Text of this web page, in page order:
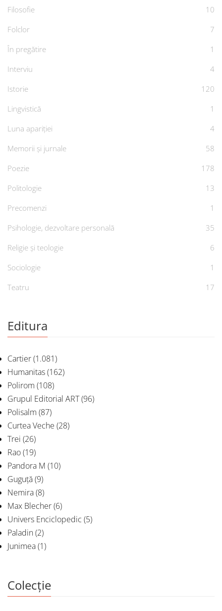
Filosofie
10
Folclor
7
În pregătire
1
Interviu
4
Istorie
120
Lingvistică
1
Luna apariției
4
Memorii și jurnale
58
Poezie
178
Politologie
13
Precomenzi
1
Psihologie, dezvoltare personală
35
Religie și teologie
6
Sociologie
1
Teatru
17
Editura
Cartier(1.081)
Humanitas(162)
Polirom (108)
Grupul Editorial ART(96)
Polisalm (87)
Curtea Veche (28)
Trei (26)
Rao(19)
Pandora M (10)
Guguță(9)
Nemira(8)
Max Blecher(6)
Univers Enciclopedic (5)
Paladin(2)
Junimea(1)
Colecție